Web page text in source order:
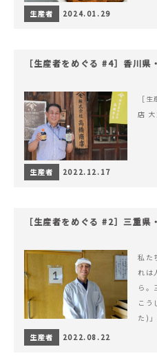
生産者 2024.01.29
［生産者をめぐる #4］香川
［
店
生産者 2022.12.17
［生産者をめぐる #2］三重
私た
れは
ら。
こう
た)
生産者 2022.08.22